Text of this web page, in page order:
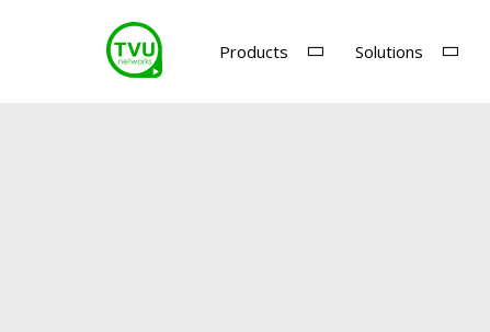
Products Solutions